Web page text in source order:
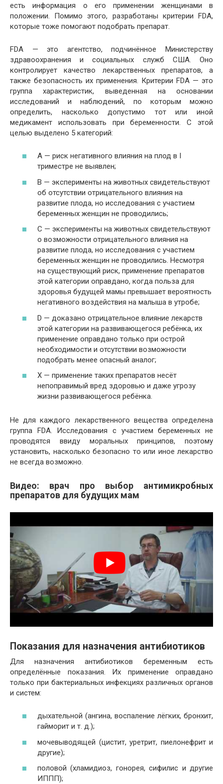
есть информация о его применении женщинами в
положении. Помимо этого, разработаны критерии FDA,
которые тоже помогают подобрать препарат.
FDA — это агентство, подчинённое Министерству
здравоохранения и социальных служб США. Оно
контролирует качество лекарственных препаратов, а
также безопасность их применения. Критерии FDA — это
группа характеристик, выведенная на основании
исследований и наблюдений, по которым можно
определить, насколько допустимо тот или иной
медикамент использовать при беременности. С этой
целью выделено 5 категорий:
А — риск негативного влияния на плод в I
триместре не выявлен;
В — эксперименты на животных свидетельствуют
об отсутствии отрицательного влияния на
развитие плода, но исследования с участием
беременных женщин не проводились;
С — эксперименты на животных свидетельствуют
о возможности отрицательного влияния на
развитие плода, но исследования с участием
беременных женщин не проводились. Несмотря
на существующий риск, применение препаратов
этой категории оправдано, когда польза для
здоровья будущей мамы превышает вероятность
негативного воздействия на малыша в утробе;
D — доказано отрицательное влияние лекарств
этой категории на развивающегося ребёнка, их
применение оправдано только при острой
необходимости и отсутствии возможности
подобрать менее опасный аналог;
X — применение таких препаратов несёт
непоправимый вред здоровью и даже угрозу
жизни развивающегося ребёнка.
Не для каждого лекарственного вещества определена
группа FDA. Исследования с участием беременных не
проводятся ввиду моральных принципов, поэтому
установить, насколько безопасно то или иное лекарство
не всегда возможно.
Видео: врач про выбор антимикробных
препаратов для будущих мам
Показания для назначения антибиотиков
Для назначения антибиотиков беременным есть
определённые показания. Их применение оправдано
только при бактериальных инфекциях различных органов
и систем:
дыхательной (ангина, воспаление лёгких, бронхит,
гайморит и т. д.);
мочевыводящей (цистит, уретрит, пиелонефрит и
другие);
половой (хламидиоз, гонорея, сифилис и другие
ИППП);